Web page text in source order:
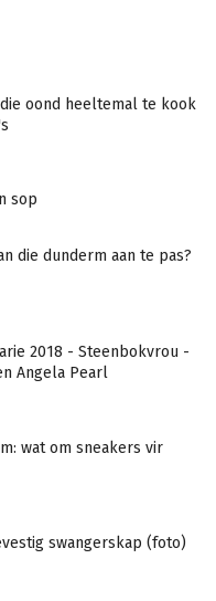
oond heeltemal te kook
sop
die dunderm aan te pas?
2018 - Steenbokvrou -
Angela Pearl
wat om sneakers vir
swangerskap (foto)